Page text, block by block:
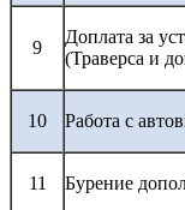
9
Доплата за
(Траверса и
10 Работа с
11 Бурение